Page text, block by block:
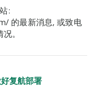
:
的最新消息, 或致电
。
复航部署